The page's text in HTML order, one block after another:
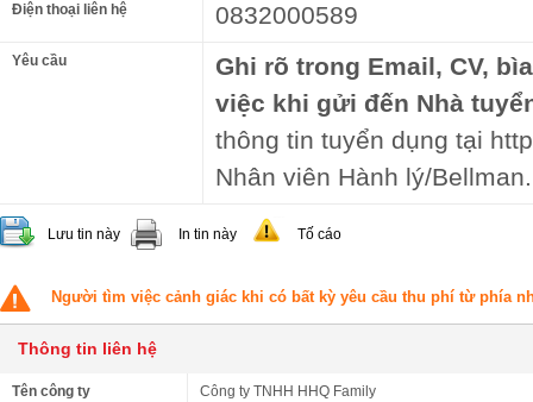
Điện thoại liên hệ 0832000589
Yêu cầu
Ghi rõ trong Email, CV,
việc khi gửi đến Nhà
thông tin tuyển dụng tại
Nhân viên Hành lý/
Lưu tin này In tin này Tố cáo
Người tìm việc cảnh giác khi có bất kỳ yêu cầu thu phí từ phía
Thông tin liên hệ
Tên công ty Công ty TNHH HHQ Family